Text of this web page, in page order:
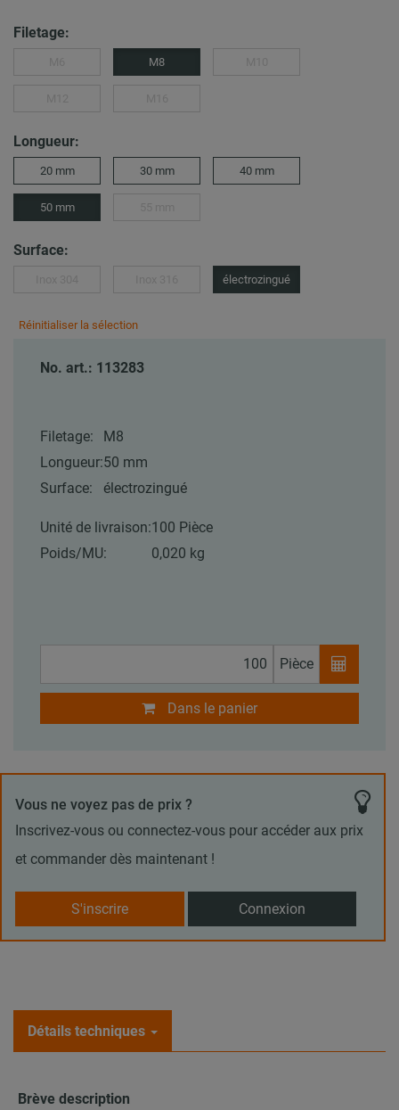
Filetage:
M8
Longueur:
20 mm 30 mm 40 mm
50 mm
Surface:
électrozingué
Réinitialiser la sélection
No. art.: 113283
Filetage:
M8
Longueur:50 mm
Surface:
électrozingué
Unité de livraison:100 Pièce
Poids/MU:
0,020 kg
Pièce
Dans le panier
Vous ne voyez pas de prix ?
Inscrivez-vous ou connectez-vous pour accéder aux prix
et commander dès maintenant !
S'inscrire Connexion
Détails techniques
Brève description